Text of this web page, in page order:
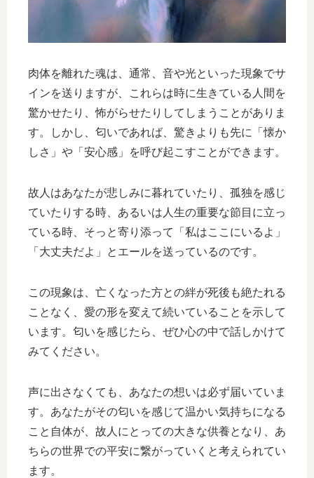
肉体を離れた魂は、通常、音や光といった現象でサ
インを送りますが、これらは時に生きている人間を
驚かせたり、怖がらせたりしてしまうことがありま
す。しかし、匂いであれば、驚きよりも先に「懐か
しさ」や「安心感」を呼び起こすことができます。
故人はあなたが悲しみに暮れていたり、孤独を感じ
ていたりする時、あるいは人生の重要な節目に立っ
ている時、そっと寄り添って「私はここにいるよ」
「大丈夫だよ」とエールを送っているのです。
この現象は、亡くなった方との絆が死後も絶たれる
ことなく、愛の形を変えて続いていることを示して
います。匂いを感じたら、ぜひ心の中で話しかけて
みてください。
声に出さなくても、あなたの想いは必ず届いていま
す。あなたがその匂いを感じて温かい気持ちになる
こと自体が、故人にとっての大きな供養となり、あ
ちらの世界での平安に繋がっていくと考えられてい
ます。